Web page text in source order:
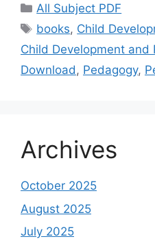
Categories
All Subject PDF
Tags
books, Child
Child Development and
Download, Pedagogy,
Archives
October 2025
August 2025
July 2025